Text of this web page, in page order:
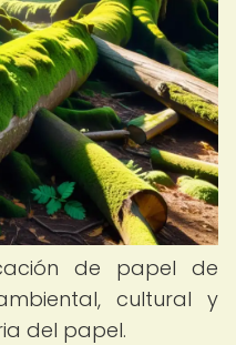
de papel de
cultural y
del papel.